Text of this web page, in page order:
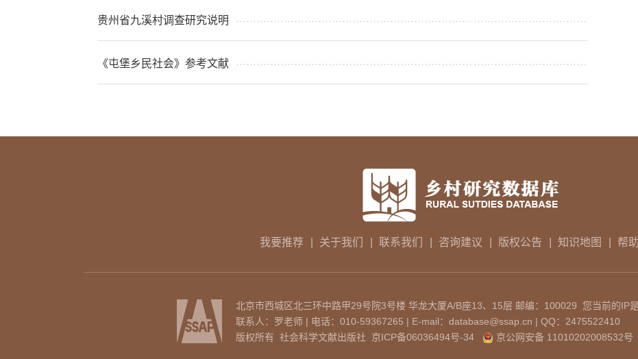
贵州省九溪村调查研究说明
《屯堡乡民社会》参考文献
我要推荐 关于我们 联系我们 咨询建议 版权公告 知识地图 帮
北京市西城区北三环中路甲29号院3号楼 华龙大厦A/B座13、15层 邮编：100029 您当前的IP是
联系人：罗老师 | 电话：010-59367265 | E-mail：database@ssap.cn | QQ：2475522410
版权所有 社会科学文献出版社 京ICP备06036494号-34 京公网安备 11010202008532号